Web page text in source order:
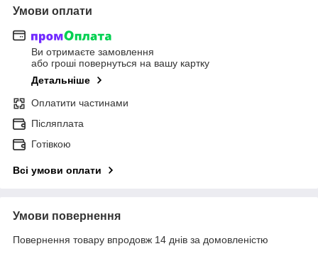
Умови оплати
Ви отримаєте замовлення
або гроші повернуться на вашу картку
Детальніше
Оплатити частинами
Післяплата
Готівкою
Всі умови оплати
Умови повернення
Повернення товару впродовж 14 днів за домовленістю